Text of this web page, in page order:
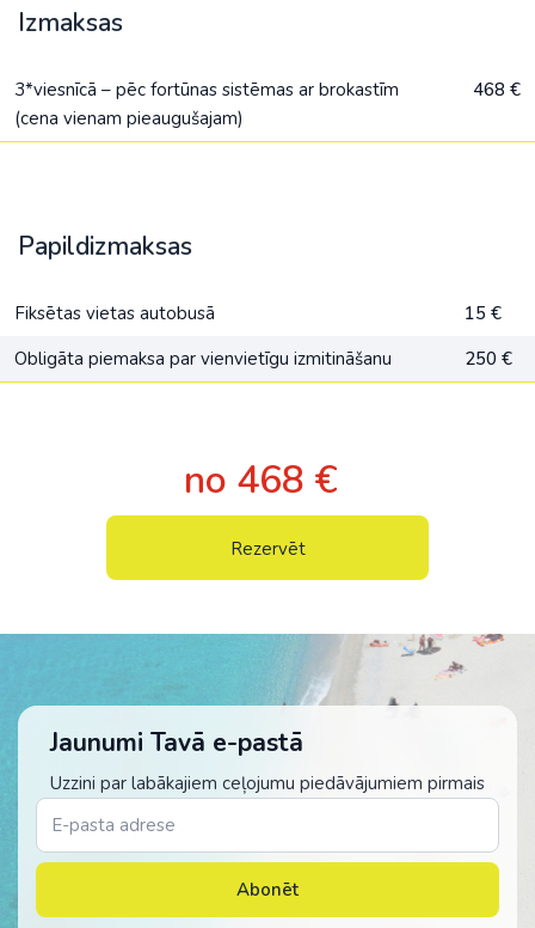
Izmaksas
3*viesnīcā – pēc fortūnas sistēmas ar brokastīm
(cena vienam pieaugušajam)
468 €
Papildizmaksas
Fiksētas vietas autobusā
15 €
Obligāta piemaksa par vienvietīgu izmitināšanu
250 €
no 468 €
Rezervēt
Jaunumi Tavā e-pastā
Uzzini par labākajiem ceļojumu piedāvājumiem pirmais
Abonēt